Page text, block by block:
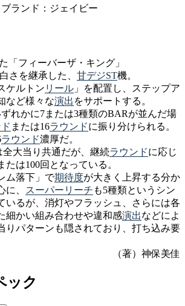
ブランド：ジェイビー
「フィーバーザ・キング」
さを継承した、 甘デジST機。
ケルトン リール 」を配置し、ステップア
など様々な演出 をサポートする。
れかに7または3種類のBARが並んだ場
または16ラウンドに振り分けられる。
ラウンド濃厚だ。
全大当り共通だが、継続ラウンドに応じ
たは100回となっている。
ム落下」で期待度が大きく上昇する分か
に、
スーパーリーチ も5種類というシン
いるが、消灯やフラッシュ、さらには各
細かい組み合わせや違和感演出などによ
りパターンも隠されており、打ち込み要
（著）神保美佳
ック